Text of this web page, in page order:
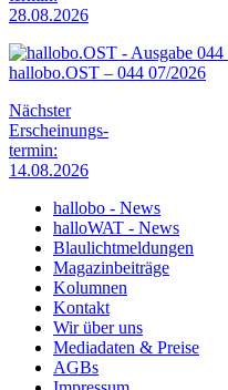
28.08.2026
hallobo.OST – 044 07/2026
Nächster
Erscheinungs-
termin:
14.08.2026
hallobo - News
halloWAT - News
Blaulichtmeldungen
Magazinbeiträge
Kolumnen
Kontakt
Wir über uns
Mediadaten & Preise
AGBs